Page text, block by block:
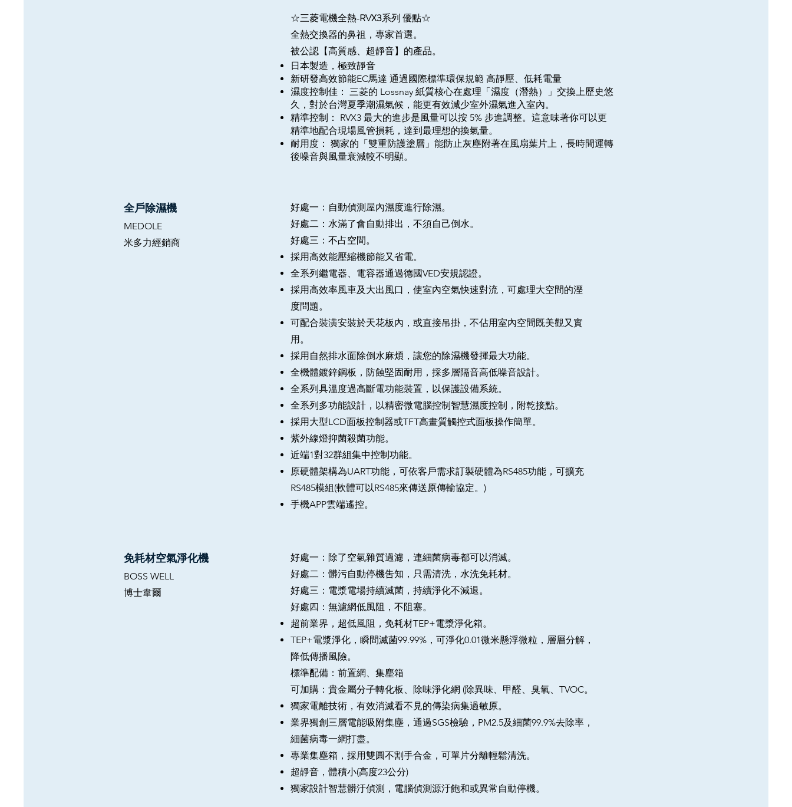
☆三菱電機全熱-RVX3系列 優點☆
全熱交換器的鼻祖，專家首選。
被公認【高質感、超靜音】的產品。
日本製造，極致靜音
新研發高效節能EC馬達 通過國際標準環保規範 高靜壓、低耗電量
濕度控制佳： 三菱的 Lossnay 紙質核心在處理「濕度（潛熱）」交換上歷史悠
久，對於台灣夏季潮濕氣候，能更有效減少室外濕氣進入室內。
精準控制： RVX3 最大的進步是風量可以按 5% 步進調整。這意味著你可以更
精準地配合現場風管損耗，達到最理想的換氣量。
耐用度： 獨家的「雙重防護塗層」能防止灰塵附著在風扇葉片上，長時間運轉
後噪音與風量衰減較不明顯。
全戶除濕機
MEDOLE
米多力經銷商
好處一：自動偵測屋內濕度進行除濕。
好處二：水滿了會自動排出，不須自己倒水。
​好處三：不占空間。
採用高效能壓縮機節能又省電。
全系列繼電器、電容器通過德國VED安規認證。
採用高效率風車及大出風口，使室內空氣快速對流，可處理大空間的溼
度問題。
可配合裝潢安裝於天花板內，或直接吊掛，不佔用室內空間既美觀又實
用。
採用自然排水面除倒水麻煩，讓您的除濕機發揮最大功能。
全機體鍍鋅鋼板，防蝕堅固耐用，採多層隔音高低噪音設計。
全系列具溫度過高斷電功能裝置，以保護設備系統。
全系列多功能設計，以精密微電腦控制智慧濕度控制，附乾接點。
採用大型LCD面板控制器或TFT高畫質觸控式面板操作簡單。
紫外線燈抑菌殺菌功能。
近端1對32群組集中控制功能。
原硬體架構為UART功能，可依客戶需求訂製硬體為RS485功能，可擴充
RS485模組(軟體可以RS485來傳送原傳輸協定。)
手機APP雲端遙控。
​免耗材空氣淨化機
BOSS WELL
​博士韋爾
好處一：除了空氣雜質過濾，連細菌病毒都可以消滅。
好處二：髒污自動停機吿知，只需清洗，水洗免耗材。
好處三：電漿電場持續滅菌，持續淨化不減退。
好處四：無濾網低風阻，不阻塞。
超前業界，超低風阻，免耗材TEP+電漿淨化箱。
TEP+電漿淨化，瞬間滅菌99.99%，可淨化0.01微米懸浮微粒，層層分解，
降低傳播風險。​
標準配備：前置網、集塵箱
可加購：貴金屬分子轉化板、除味淨化網 (除異味、甲醛、臭氧、TVOC。
獨家電離技術，有效消滅看不見的傳染病集過敏原。
業界獨創三層電能吸附集塵，通過SGS檢驗，PM2.5及細菌99.9%去除率，
細菌病毒一網打盡。
專業集塵箱，採用雙圓不割手合金，可單片分離輕鬆清洗。
超靜音，體積小(高度23公分)
獨家設計智慧髒汙偵測，電腦偵測源汙飽和或異常自動停機。